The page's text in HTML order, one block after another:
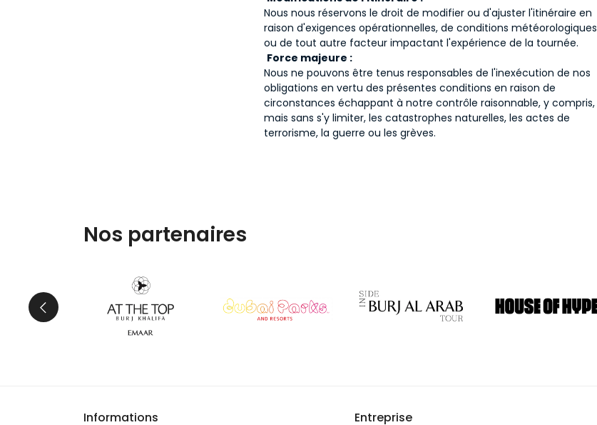
Nous nous réservons le droit de modifier ou d'ajuster l'itinéraire en
raison d'exigences opérationnelles, de conditions météorologiques
ou de tout autre facteur impactant l'expérience de la tournée.
Force majeure :
Nous ne pouvons être tenus responsables de l'inexécution de nos
obligations en vertu des présentes conditions en raison de
circonstances échappant à notre contrôle raisonnable, y compris,
mais sans s'y limiter, les catastrophes naturelles, les actes de
terrorisme, la guerre ou les grèves.
Nos partenaires
Informations Entreprise